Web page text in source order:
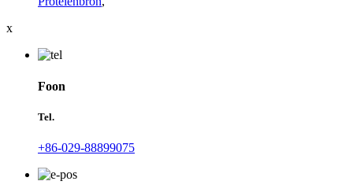
x
Foon
Tel.
+86-029-88899075